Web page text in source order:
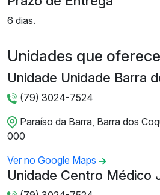
6 dias.
Unidades que
Unidade Unidade Barra
(79) 3024-7524
Paraíso da Barra, Barra dos
000
Ver no Google Maps
Unidade Centro Médico